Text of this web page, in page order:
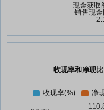
收现率和净现比